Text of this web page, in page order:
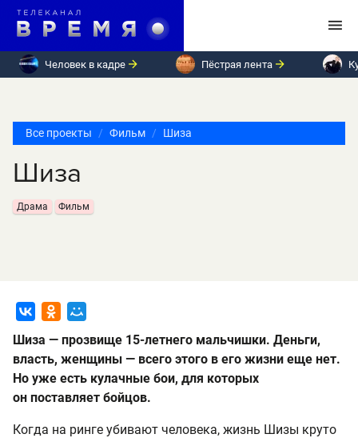
Человек в кадре Пёстрая лента
Все проекты Фильм Шиза
Шиза
Драма Фильм
Шиза — прозвище 15-летнего мальчишки. Деньги,
власть, женщины — всего этого в его жизни еще нет.
Но уже есть кулачные бои, для которых
он поставляет бойцов.
Когда на ринге убивают человека, жизнь Шизы круто